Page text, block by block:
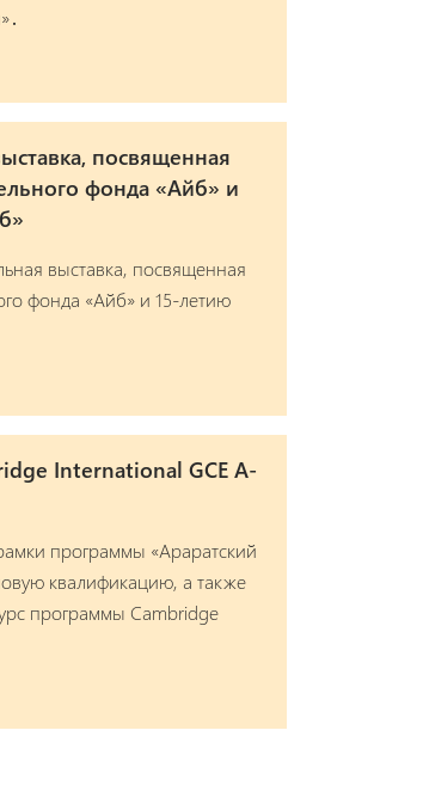
посвященная
фонда «Айб» и
выставка, посвященная
фонда «Айб» и 15-летию
International GCE A-
программы «Араратский
квалификацию, а также
программы Cambridge